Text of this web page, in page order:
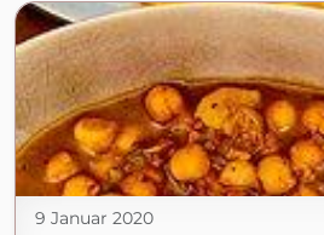
9 Januar 2020